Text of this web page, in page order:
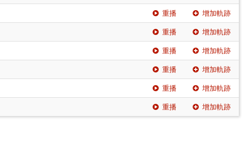
重播 增加軌跡
重播 增加軌跡
重播 增加軌跡
重播 增加軌跡
重播 增加軌跡
重播 增加軌跡